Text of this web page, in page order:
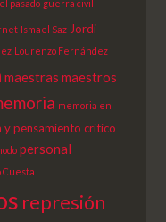
pasado guerra civil
Ismael Saz Jordi
Lourenzo Fernández
maestras maestros
memoria en
y pensamiento crítico
personal
Cuesta
represión